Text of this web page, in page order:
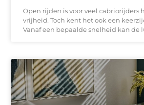
Open rijden is voor veel cabriorijders
vrijheid. Toch kent het ook een
Vanaf een bepaalde snelheid kan de